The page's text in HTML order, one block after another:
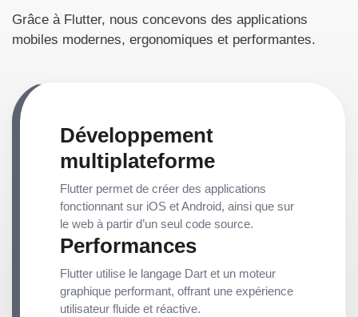
Grâce à Flutter, nous concevons des applications
mobiles modernes, ergonomiques et performantes.
Développement
multiplateforme
Flutter permet de créer des applications
fonctionnant sur iOS et Android, ainsi que sur
le web à partir d’un seul code source.
Performances
Flutter utilise le langage Dart et un moteur
graphique performant, offrant une expérience
utilisateur fluide et réactive.